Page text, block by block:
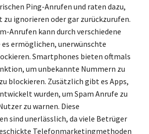
Ping-Anrufen und raten dazu,
zu ignorieren oder gar zurückzurufen.
Anrufen kann durch verschiedene
ermöglichen, unerwünschte
Smartphones bieten oftmals
um unbekannte Nummern zu
blockieren. Zusätzlich gibt es Apps,
wurden, um Spam Anrufe zu
zu warnen. Diese
sind unerlässlich, da viele Betrüger
Telefonmarketingmethoden